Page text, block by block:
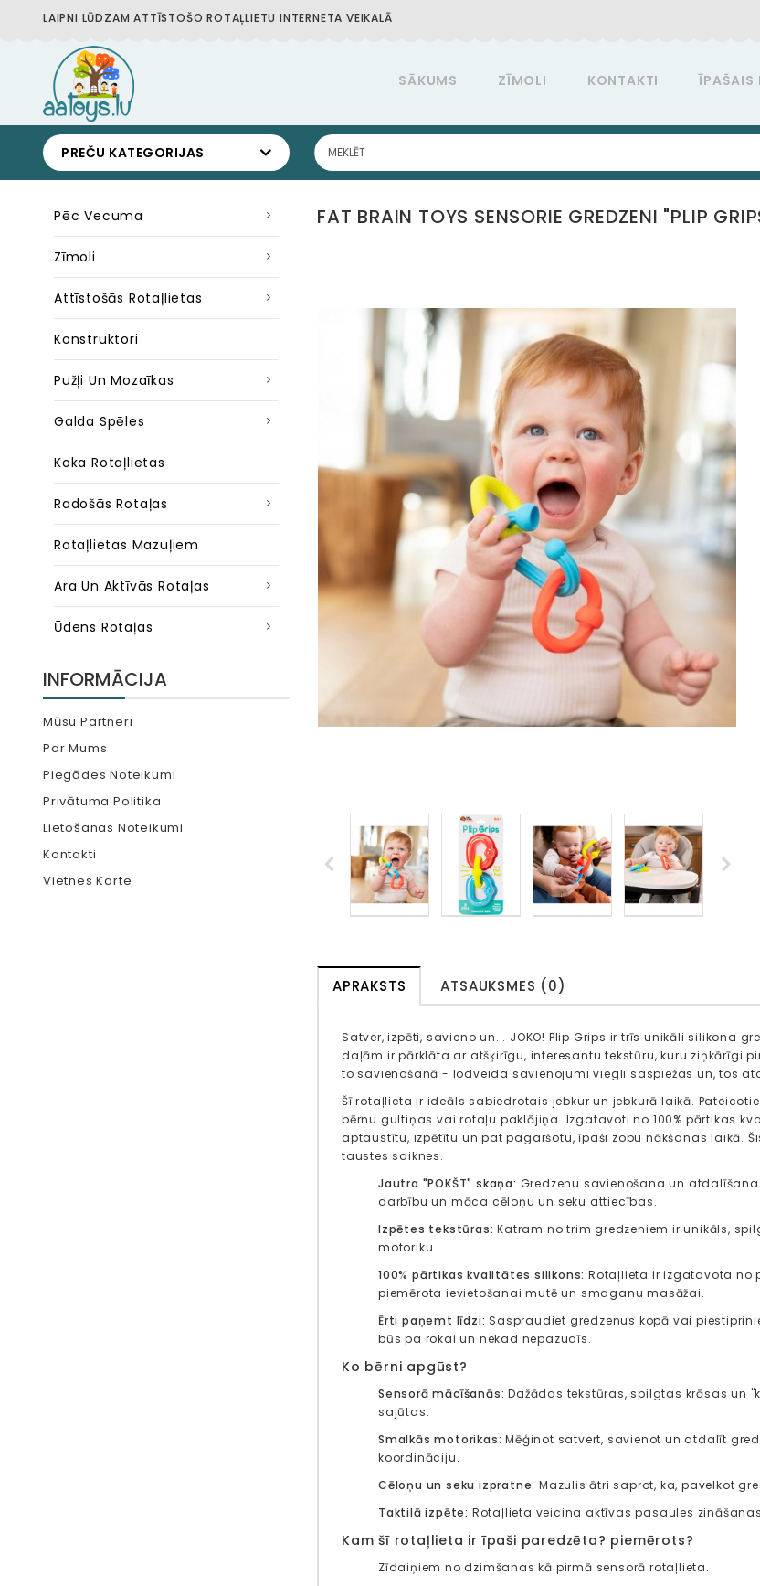
LAIPNI LŪDZAM ATTĪSTOŠO ROTAĻLIETU INTERNETA VEIKALĀ
SĀKUMS ZĪMOLI KONTAKTI ĪPAŠAIS
PREČU KATEGORIJAS
Pēc Vecuma
Zīmoli
Attīstošās Rotaļlietas
Konstruktori
Pužļi Un Mozaīkas
Galda Spēles
Koka Rotaļlietas
Radošās Rotaļas
Rotaļlietas Mazuļiem
Āra Un Aktīvās Rotaļas
Ūdens Rotaļas
INFORMĀCIJA
Mūsu Partneri
Par Mums
Piegādes Noteikumi
Privātuma Politika
Lietošanas Noteikumi
Kontakti
Vietnes Karte
FAT BRAIN TOYS SENSORIE GREDZENI "PLIP
APRAKSTS ATSAUKSMES (0)
Satver, izpēti, savieno un... JOKO! Plip Grips ir trīs unikāli silikona
daļām ir pārklāta ar atšķirīgu, interesantu tekstūru, kuru ziņkārīgi
to savienošanā - lodveida savienojumi viegli saspiežas un, tos
Šī rotaļlieta ir ideāls sabiedrotais jebkur un jebkurā laikā.
bērnu gultiņas vai rotaļu paklājiņa. Izgatavoti no 100% pārtikas
aptaustītu, izpētītu un pat pagaršotu, īpaši zobu nākšanas laikā.
taustes saiknes.
Jautra "POKŠT" skaņa: Gredzenu savienošana un
darbību un māca cēloņu un seku attiecības.
Izpētes tekstūras: Katram no trim gredzeniem ir unikāls,
motoriku.
100% pārtikas kvalitātes silikons: Rotaļlieta ir izgatavota no
piemērota ievietošanai mutē un smaganu masāžai.
Ērti paņemt līdzi: Saspraudiet gredzenus kopā vai
būs pa rokai un nekad nepazudīs.
Ko bērni apgūst?
Sensorā mācīšanās: Dažādas tekstūras, spilgtas krāsas un
sajūtas.
Smalkās motorikas: Mēģinot satvert, savienot un atdalīt
koordināciju.
Cēloņu un seku izpratne: Mazulis ātri saprot, ka, pavelkot
Taktilā izpēte: Rotaļlieta veicina aktīvas pasaules
Kam šī rotaļlieta ir īpaši paredzēta? piemērots?
Zīdaiņiem no dzimšanas kā pirmā sensorā rotaļlieta.